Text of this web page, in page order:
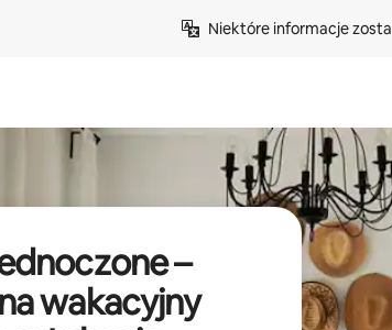
Niektóre informacje
–
wakacyjny